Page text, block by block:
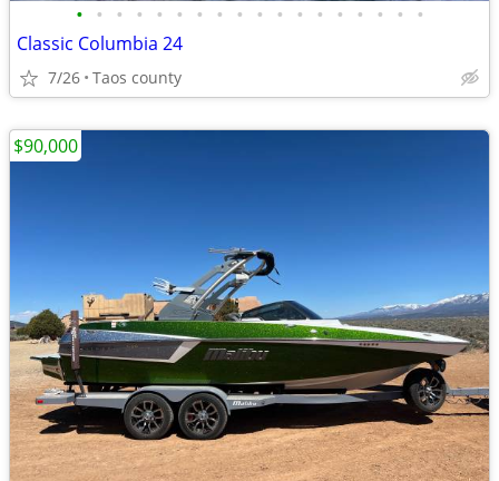
• • • • • • • • • • • • • • • • • •
Classic Columbia 24
7/26 Taos county
$90,000